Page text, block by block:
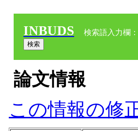
INBUDS 検索語入力欄：
論文情報
この情報の修